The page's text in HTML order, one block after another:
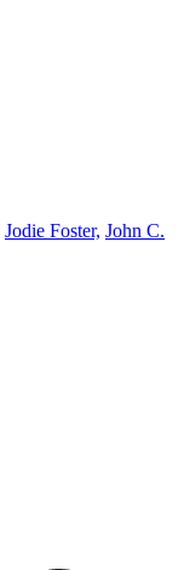
Jodie Foster, John C.